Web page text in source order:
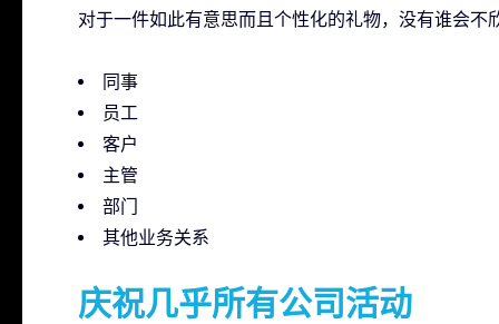
对于一件如此有意思而且个性化的礼物，没有谁会不
同事
员工
客户
主管
部门
其他业务关系
庆祝几乎所有公司活动